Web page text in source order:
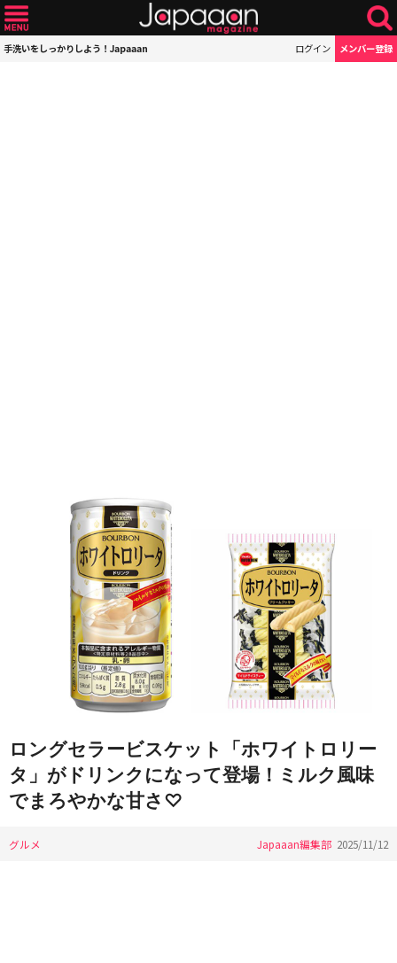
手洗いをしっかりしよう！Japaaan ログイン メンバー登録
ロングセラービスケット「ホワイトロリー
タ」がドリンクになって登場！ミルク風味
でまろやかな甘さ♡
グルメ Japaaan編集部 2025/11/12